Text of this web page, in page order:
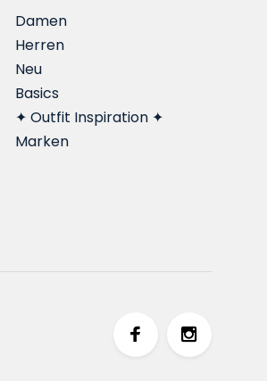
Damen
Herren
Neu
Basics
✦ Outfit Inspiration ✦
Marken